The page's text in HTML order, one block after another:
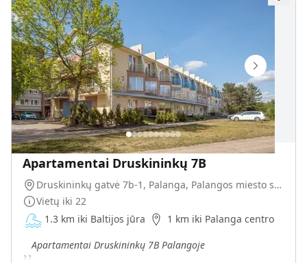
Apartamentai Druskininkų 7B
Druskininkų gatvė 7b-1, Palanga, Palangos miesto savivaldybė, Lietuva
Vietų iki 22
1.3 km iki Baltijos jūra
1 km iki Palanga centro
„Apartamentai Druskininkų 7B Palangoje